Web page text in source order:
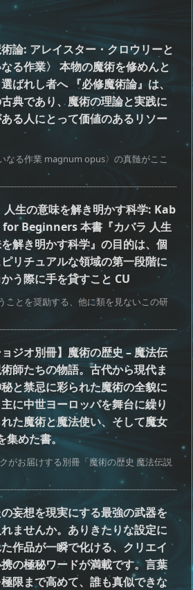
論: アレイスター・クロウリーと
なる作業〉 本物の魔術を修めんと
ばれし者へ 『必修魔術論』は、
典であり、魔術の理論と実践に
る人にとって価値のあるリソー
なる作業 magnum opus〉の真髄がここ
人生の意味を解き明かす科学: Kab
Beginners 本書『カバラ 人生
解き明かす科学』の目的は、個
リチュアルな領域の第一段階に
う際に手を貸すこと CU
ことを奨励する、他に類を見ないこの研
ョジオ別冊】魔術の歴史 – 魔法伝
師たちの物語。古代から現代ま
と禁忌に彩られた魔術の全貌に
に中世ヨーロッパを舞台に繰り
た魔術と魔法使い、そして魔女
集めた書。
がお届けする別冊「魔術の歴史 魔法伝説
妄想を現実にする最強の武器を
ませんか。ありきたりな設定に
作品が一瞬で化ける、クリエイ
の極秘ワードが満載です。言葉
限まで高めて、誰も真似できな